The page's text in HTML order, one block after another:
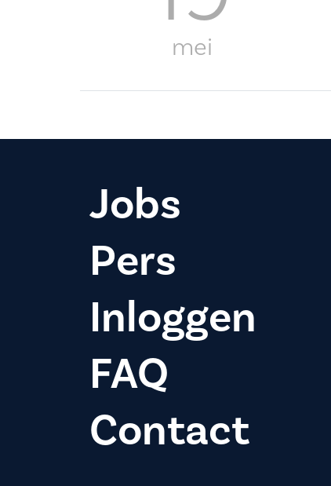
mei
Jobs
Pers
Inloggen
FAQ
Contact